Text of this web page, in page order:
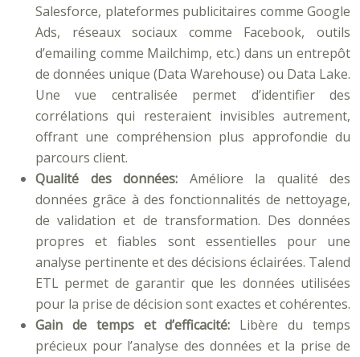
Salesforce, plateformes publicitaires comme Google
Ads, réseaux sociaux comme Facebook, outils
d’emailing comme Mailchimp, etc.) dans un entrepôt
de données unique (Data Warehouse) ou Data Lake.
Une vue centralisée permet d’identifier des
corrélations qui resteraient invisibles autrement,
offrant une compréhension plus approfondie du
parcours client.
Qualité des données: Améliore la qualité des
données grâce à des fonctionnalités de nettoyage,
de validation et de transformation. Des données
propres et fiables sont essentielles pour une
analyse pertinente et des décisions éclairées. Talend
ETL permet de garantir que les données utilisées
pour la prise de décision sont exactes et cohérentes.
Gain de temps et d’efficacité: Libère du temps
précieux pour l’analyse des données et la prise de